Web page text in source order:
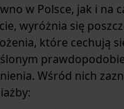
w Polsce, jak i na
wyróżnia się
które cechują
Wśród nich